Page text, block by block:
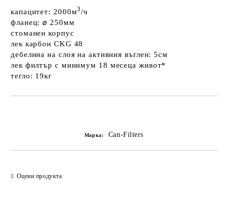
капацитет: 2000м3/ч
фланец:⌀ 250мм
стоманен корпус
лек карбон CKG 48
дебелина на слоя на активния въглен:5см
лек филтър с минимум 18 месеца живот*
тегло: 19кг
Марка: Can-Filters
Оцени продукта